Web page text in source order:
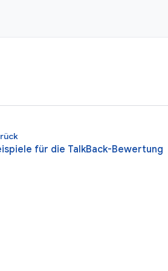
für die TalkBack-Bewertung